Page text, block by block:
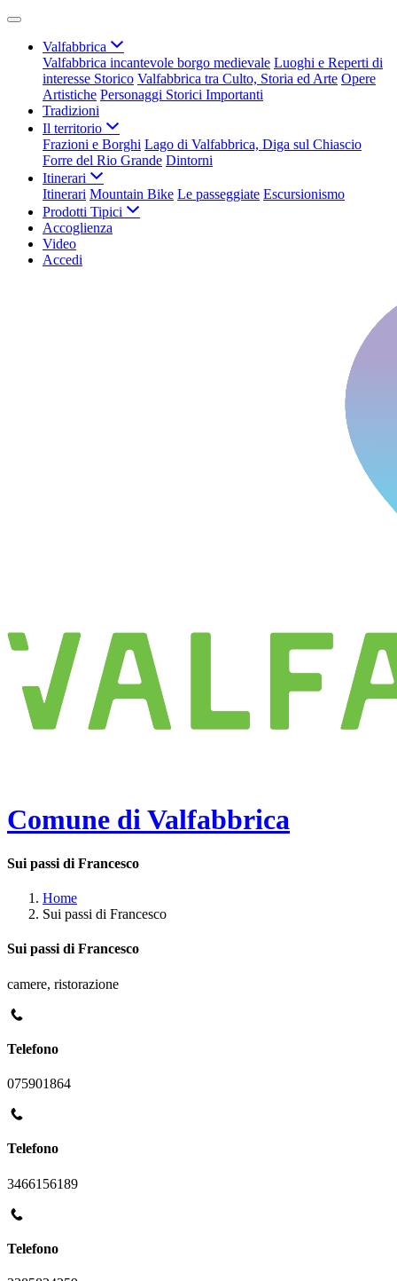
Valfabbrica
Valfabbrica incantevole borgo medievale Luoghi e Reperti di
interesse Storico Valfabbrica tra Culto, Storia ed Arte Opere
Artistiche Personaggi Storici Importanti
Tradizioni
Il territorio
Frazioni e Borghi Lago di Valfabbrica, Diga sul Chiascio
Forre del Rio Grande Dintorni
Itinerari
Itinerari Mountain Bike Le passeggiate Escursionismo
Prodotti Tipici
Accoglienza
Video
Accedi
Comune di Valfabbrica
Sui passi di Francesco
Home
Sui passi di Francesco
Sui passi di Francesco
camere, ristorazione
Telefono
075901864
Telefono
3466156189
Telefono